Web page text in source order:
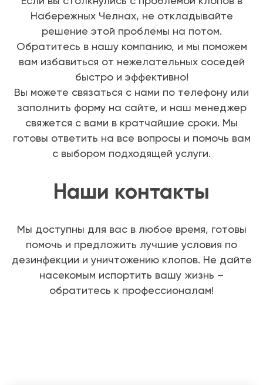
Набережных Челнах, не откладывайте
решение этой проблемы на потом.
Обратитесь в нашу компанию, и мы поможем
вам избавиться от нежелательных соседей
быстро и эффективно!
Вы можете связаться с нами по телефону или
заполнить форму на сайте, и наш менеджер
свяжется с вами в кратчайшие сроки. Мы
готовы ответить на все вопросы и помочь вам
с выбором подходящей услуги.
Наши контакты
Мы доступны для вас в любое время, готовы
помочь и предложить лучшие условия по
дезинфекции и уничтожению клопов. Не дайте
насекомым испортить вашу жизнь –
обратитесь к профессионалам!